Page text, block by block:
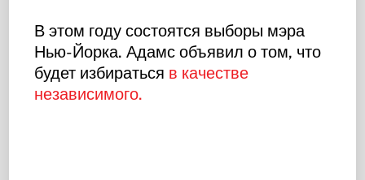
В этом году состоятся выборы мэра
Нью-Йорка. Адамс объявил о том, что
будет избираться в качестве
независимого.